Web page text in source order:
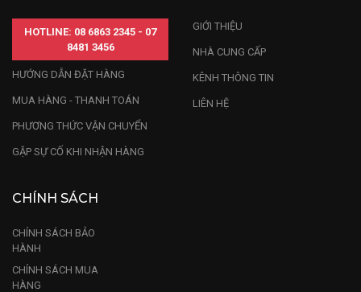
HOTLINE: 08 6863 2345 - 07
8481 3456
HƯỚNG DẪN ĐẶT HÀNG
MUA HÀNG - THANH TOÁN
PHƯƠNG THỨC VẬN CHUYỂN
GẶP SỰ CỐ KHI NHẬN HÀNG
GIỚI THIỆU
NHÀ CUNG CẤP
KÊNH THÔNG TIN
LIÊN HỆ
CHÍNH SÁCH
CHÍNH SÁCH BẢO
HÀNH
CHÍNH SÁCH MUA
HÀNG